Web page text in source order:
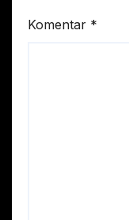
Komentar *